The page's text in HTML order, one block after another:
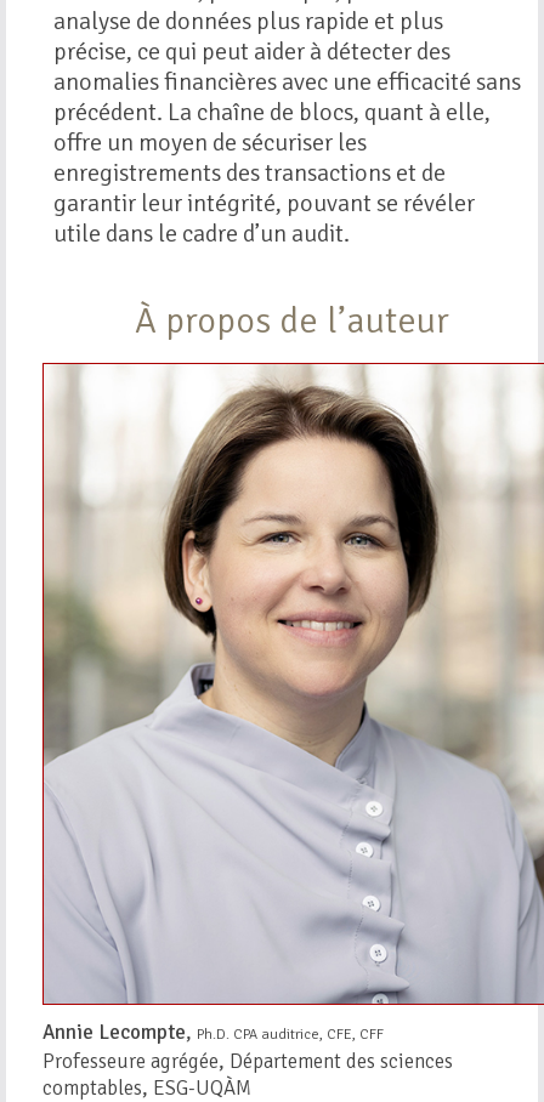
analyse de données plus rapide et plus
précise, ce qui peut aider à détecter des
anomalies financières avec une efficacité sans
précédent. La chaîne de blocs, quant à elle,
offre un moyen de sécuriser les
enregistrements des transactions et de
garantir leur intégrité, pouvant se révéler
utile dans le cadre d’un audit.
À propos de l’auteur
Annie Lecompte, Ph.D. CPA auditrice, CFE, CFF
Professeure agrégée, Département des sciences
comptables, ESG-UQÀM